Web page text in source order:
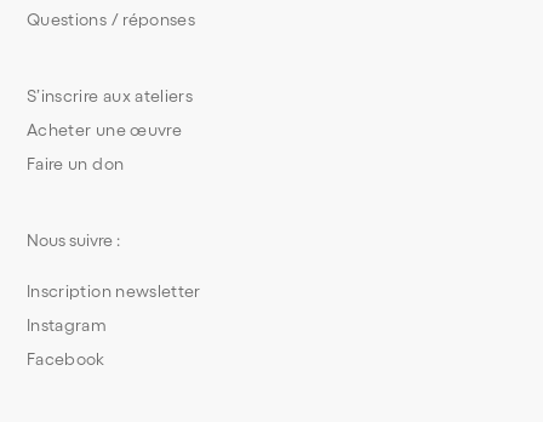
S’inscrire aux ateliers
Acheter une œuvre
Faire un don
Questions / réponses
Nous suivre :
Inscription newsletter
Instagram
Facebook